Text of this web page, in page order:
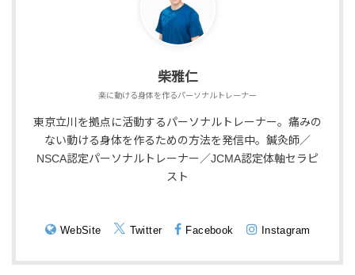
柴雅仁
楽に動ける身体を作るパーソナルトレーナー
東京立川を拠点に活動するパーソナルトレーナー。痛みの
ない動ける身体を作るための方法を発信中。鍼灸師／
NSCA認定パーソナルトレーナー／JCMA認定体軸セラピ
スト
WebSite Twitter Facebook Instagram